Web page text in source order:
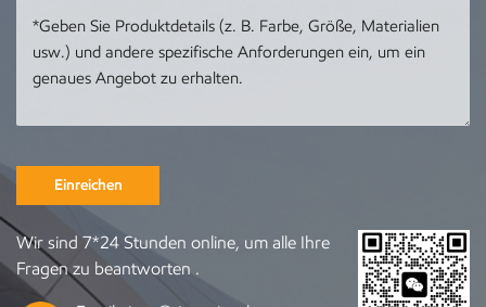
Einreichen
Wir sind 7*24 Stunden online, um alle Ihre
Fragen zu beantworten .